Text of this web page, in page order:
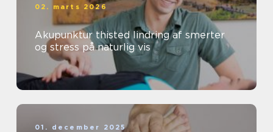
02. marts 2026
Akupunktur thisted lindring af smerter
og stress på naturlig vis
01. december 2025